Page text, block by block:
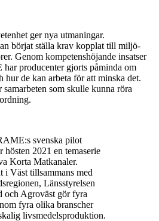
ger nya utmaningar.
börjat ställa krav kopplat till miljö-
Genom kompetenshöjande insatser
producenter gjorts påminda om
hur de kan arbeta för att minska det.
som skulle kunna röra
svenska pilot
hösten 2021 en temaserie
Korta Matkanaler.
i Väst tillsammans med
Länsstyrelsen
och Agroväst gör fyra
fyra olika branscher
livsmedelsproduktion.